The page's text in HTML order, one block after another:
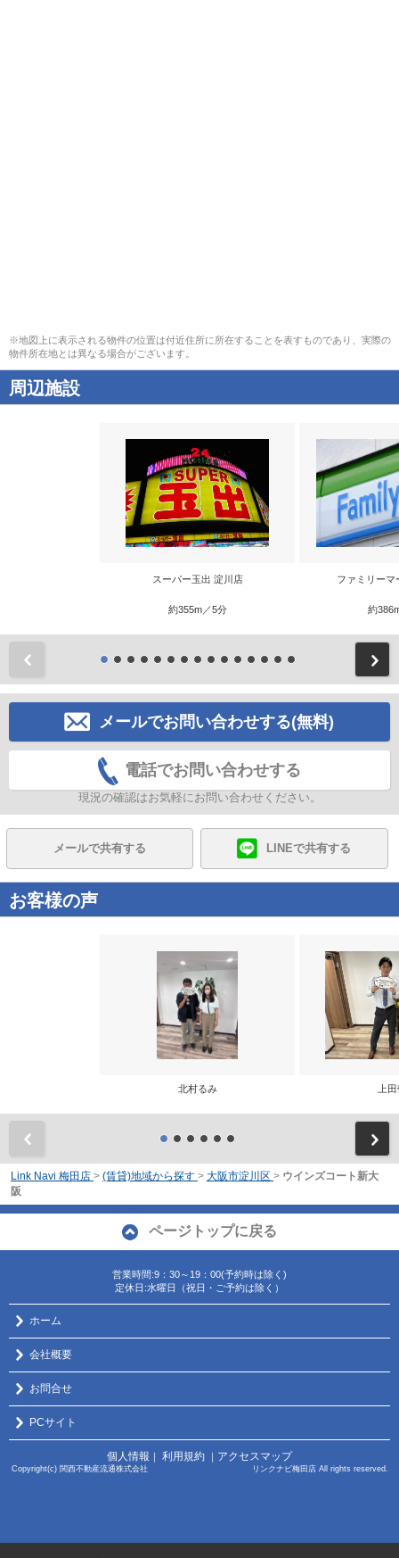
※地図上に表示される物件の位置は付近住所に所在することを表すものであり、実際の
物件所在地とは異なる場合がございます。
周辺施設
スーパー玉出 淀川店
約355m／5分
ファミリーマ
約
メールでお問い合わせする(無料)
電話でお問い合わせする
現況の確認はお気軽にお問い合わせください。
メールで共有する LINEで共有する
お客様の声
北村るみ 上
Link Navi 梅田店 > (賃貸)地域から探す > 大阪市淀川区 > ウインズコート新大
阪
ページトップに戻る
営業時間:9：30～19：00(予約時は除く)
定休日:水曜日（祝日・ご予約は除く）
ホーム
会社概要
お問合せ
PCサイト
個人情報 利用規約 アクセスマップ
Copyright(c) 関西不動産流通株式会社 リンクナビ梅田店 All rights reserved.